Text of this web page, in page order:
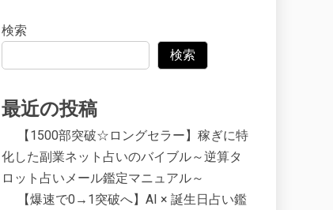
検索
検索
最近の投稿
【1500部突破☆ロングセラー】稼ぎに特
化した副業ネット占いのバイブル～逆算タ
ロット占いメール鑑定マニュアル～
【爆速で0→1突破へ】AI × 誕生日占い鑑